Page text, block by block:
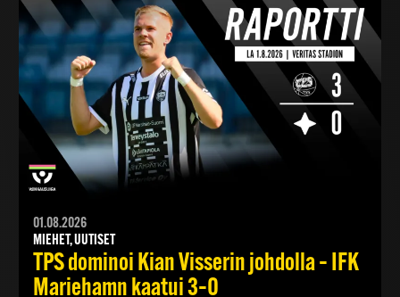
01.08.2026
MIEHET, UUTISET
TPS dominoi Kian Visserin johdolla – IFK
Mariehamn kaatui 3–0